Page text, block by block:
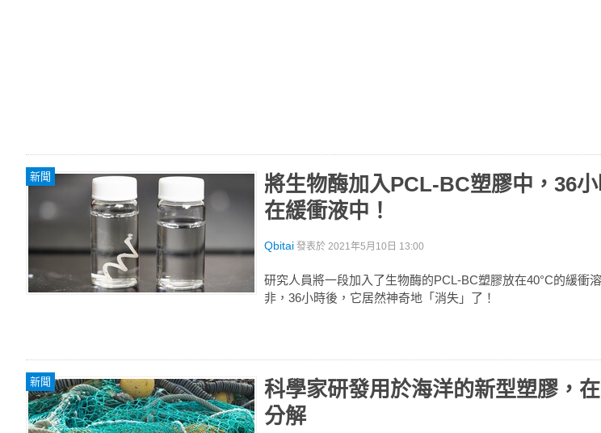
新聞
將生物酶加入PCL-BC塑膠中，36
在緩衝液中！
Qbitai 發表於 2021年5月10日 13:00
研究人員將一段加入了生物酶的PCL-BC塑膠放在40°C的緩衝
非，36小時後，它居然神奇地「消失」了！
新聞
科學家研發用於海洋的新型塑膠，
分解